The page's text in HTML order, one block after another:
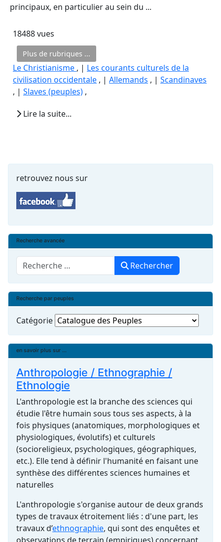
principaux, en particulier au sein du ...
18488 vues
Plus de rubriques ...
Le Christianisme , | Les courants culturels de la
civilisation occidentale , | Allemands , | Scandinaves
, | Slaves (peuples) ,
Lire la suite...
retrouvez nous sur
Recherche avancée
Rechercher Rechercher
Recherche par peuples
Catégorie
en savoir plus sur ...
Anthropologie / Ethnographie /
Ethnologie
L'anthropologie est la branche des sciences qui
étudie l'être humain sous tous ses aspects, à la
fois physiques (anatomiques, morphologiques et
physiologiques, évolutifs) et culturels
(socioreligieux, psychologiques, géographiques,
etc.). Elle tend à définir l'humanité en faisant une
synthèse des différentes sciences humaines et
naturelles
L'anthropologie s'organise autour de deux grands
types de travaux étroitement liés : d'une part, les
travaux d’ethnographie, qui sont des enquêtes et